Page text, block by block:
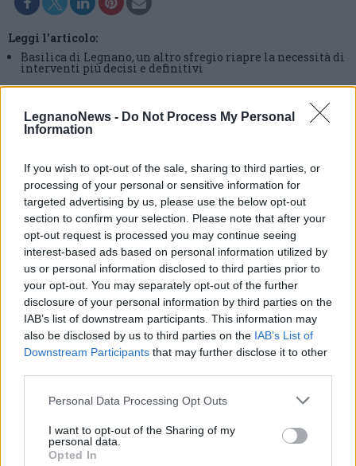
LegnanoNews - Do Not Process My Personal
Information
If you wish to opt-out of the sale, sharing to third parties, or
processing of your personal or sensitive information for
targeted advertising by us, please use the below opt-out
section to confirm your selection. Please note that after your
opt-out request is processed you may continue seeing
interest-based ads based on personal information utilized by
us or personal information disclosed to third parties prior to
your opt-out. You may separately opt-out of the further
disclosure of your personal information by third parties on the
IAB’s list of downstream participants. This information may
also be disclosed by us to third parties on the IAB’s List of
Downstream Participants that may further disclose it to other
Personal Data Processing Opt Outs
I want to opt-out of the Sharing of my
personal data.
Opted In
Leggi l'articolo:
Basilica di Legnano, un altro sfregio riapre la necessità di
interventi più decisi e definitivi
Commenti
articolo.
commento esprime il pensiero dell'autore e non rappresenta la linea editoriale
di VareseNews.it, che rimane autonoma e indipendente. I messaggi inclusi nei
commenti non sono testi giornalistici, ma post inviati dai singoli lettori che
possono essere automaticamente pubblicati senza filtro preventivo. I commenti